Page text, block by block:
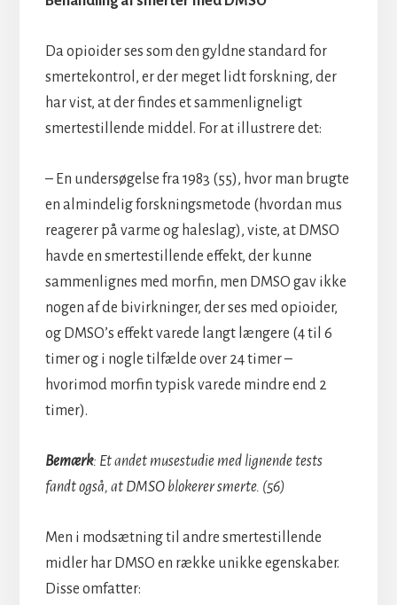
Da opioider ses som den gyldne standard for
smertekontrol, er der meget lidt forskning, der
har vist, at der findes et sammenligneligt
smertestillende middel. For at illustrere det:
– En undersøgelse fra 1983 (55), hvor man brugte
en almindelig forskningsmetode (hvordan mus
reagerer på varme og haleslag), viste, at DMSO
havde en smertestillende effekt, der kunne
sammenlignes med morfin, men DMSO gav ikke
nogen af de bivirkninger, der ses med opioider,
og DMSO’s effekt varede langt længere (4 til 6
timer og i nogle tilfælde over 24 timer –
hvorimod morfin typisk varede mindre end 2
timer).
Bemærk: Et andet musestudie med lignende tests
fandt også, at DMSO blokerer smerte. (56)
Men i modsætning til andre smertestillende
midler har DMSO en række unikke egenskaber.
Disse omfatter: